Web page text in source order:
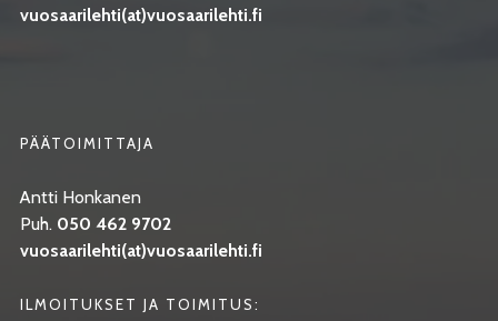
vuosaarilehti(at)vuosaarilehti.fi
PÄÄTOIMITTAJA
Antti Honkanen
Puh. 050 462 9702
vuosaarilehti(at)vuosaarilehti.fi
ILMOITUKSET JA TOIMITUS: